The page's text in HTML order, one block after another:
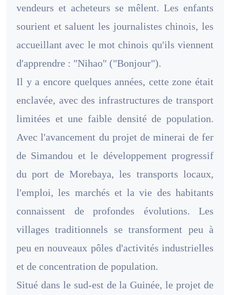
vendeurs et acheteurs se mêlent. Les enfants
sourient et saluent les journalistes chinois, les
accueillant avec le mot chinois qu'ils viennent
d'apprendre : "Nihao" ("Bonjour").
Il y a encore quelques années, cette zone était
enclavée, avec des infrastructures de transport
limitées et une faible densité de population.
Avec l'avancement du projet de minerai de fer
de Simandou et le développement progressif
du port de Morebaya, les transports locaux,
l'emploi, les marchés et la vie des habitants
connaissent de profondes évolutions. Les
villages traditionnels se transforment peu à
peu en nouveaux pôles d'activités industrielles
et de concentration de population.
Situé dans le sud-est de la Guinée, le projet de